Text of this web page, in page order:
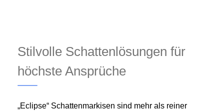
Stilvolle Schattenlösungen für
höchste Ansprüche
„Eclipse“ Schattenmarkisen sind mehr als reiner